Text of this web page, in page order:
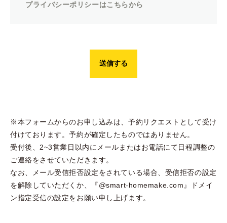
プライバシーポリシーはこちらから
※本フォームからのお申し込みは、予約リクエストとして受け
付けております。予約が確定したものではありません。
受付後、2~3営業日以内にメールまたはお電話にて日程調整の
ご連絡をさせていただきます。
なお、メール受信拒否設定をされている場合、受信拒否の設定
を解除していただくか、『@smart-homemake.com』ドメイ
ン指定受信の設定をお願い申し上げます。